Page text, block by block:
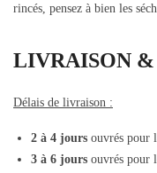
rincés, pensez à bien les
LIVRAISON &
Délais de livraison :
2 à 4 jours ouvrés pour
3 à 6 jours ouvrés pour